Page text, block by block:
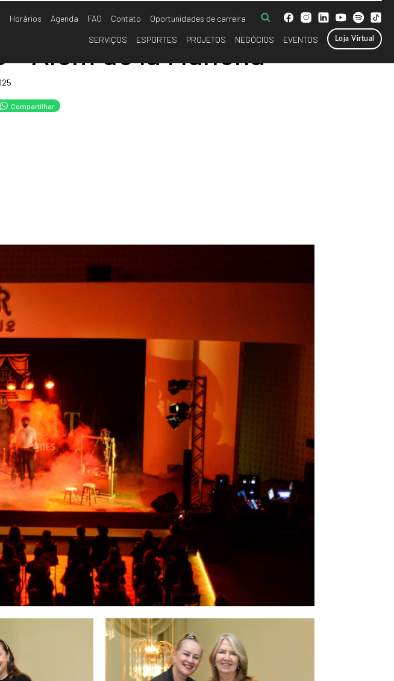
SERVIÇOS ESPORTES PROJETOS NEGÓCIOS EVENTOS Loja Virtual
Horários Agenda FAQ Contato Oportunidades de carreira
- Além de la Mancha
Compartilhar